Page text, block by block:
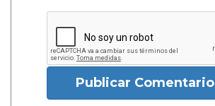
Publicar Comentario